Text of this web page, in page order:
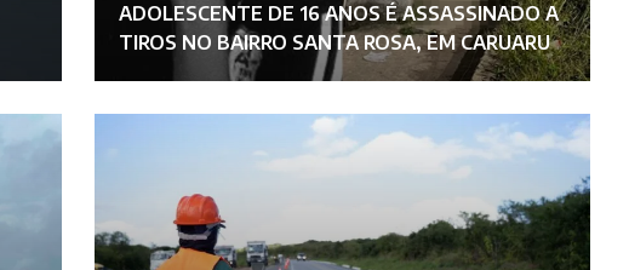
ADOLESCENTE DE 16 ANOS É ASSASSINADO A
TIROS NO BAIRRO SANTA ROSA, EM CARUARU